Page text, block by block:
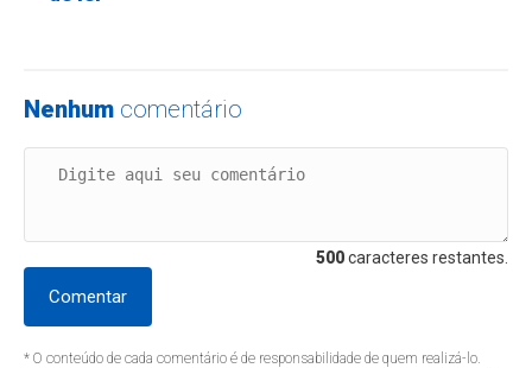
Nenhum comentário
500caracteres restantes.
Comentar
* O conteúdo de cada comentário é de responsabilidade de quem realizá-lo.